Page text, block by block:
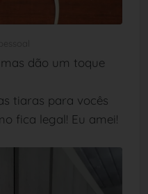
dão um toque
tiaras para vocês
fica legal! Eu amei!